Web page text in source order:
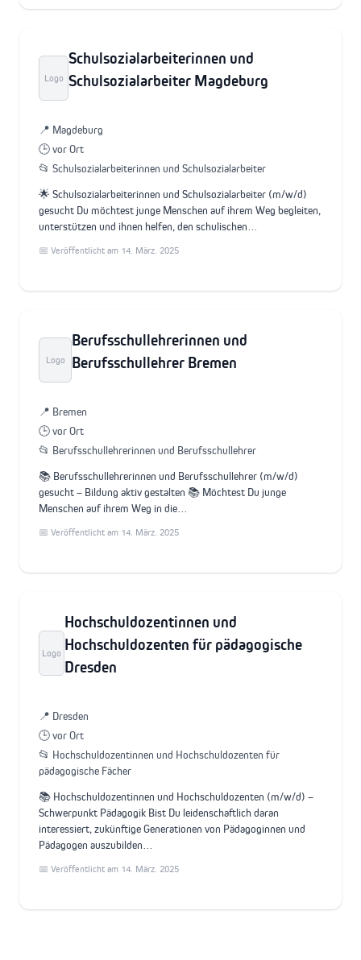
Logo
Schulsozialarbeiterinnen und
Schulsozialarbeiter Magdeburg
📍 Magdeburg
🕒 vor Ort
📂 Schulsozialarbeiterinnen und Schulsozialarbeiter
🌟 Schulsozialarbeiterinnen und Schulsozialarbeiter (m/w/d)
gesucht Du möchtest junge Menschen auf ihrem Weg begleiten,
unterstützen und ihnen helfen, den schulischen…
📅 Veröffentlicht am 14. März. 2025
Logo
Berufsschullehrerinnen und
Berufsschullehrer Bremen
📍 Bremen
🕒 vor Ort
📂 Berufsschullehrerinnen und Berufsschullehrer
📚 Berufsschullehrerinnen und Berufsschullehrer (m/w/d)
gesucht – Bildung aktiv gestalten 📚 Möchtest Du junge
Menschen auf ihrem Weg in die…
📅 Veröffentlicht am 14. März. 2025
Logo
Hochschuldozentinnen und
Hochschuldozenten für pädagogische
Dresden
📍 Dresden
🕒 vor Ort
📂 Hochschuldozentinnen und Hochschuldozenten für
pädagogische Fächer
📚 Hochschuldozentinnen und Hochschuldozenten (m/w/d) –
Schwerpunkt Pädagogik Bist Du leidenschaftlich daran
interessiert, zukünftige Generationen von Pädagoginnen und
Pädagogen auszubilden…
📅 Veröffentlicht am 14. März. 2025